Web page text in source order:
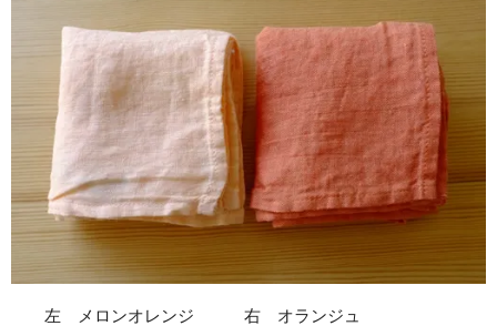
左 メロンオレンジ 右 オランジュ